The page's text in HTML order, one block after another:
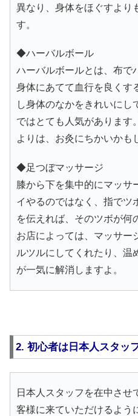
異なり、身体をほぐすより
す。
◆ハーバルボール
ハーバルボールとは、布で
身体にあてて血行を良くす
し身体のなかをきれいにし
ではとても人気があります
よりは、お灸にちかいかも
◆足つぼマッサージ
膝から下を集中的にマッサ
イやるのではなく、指でツ
を伝えれば、そのツボが何
お店によっては、マッサー
ルツルにしてくれたり、温
が一気に解消しますよ。
2. 初心者は日本人スタッ
日本人スタッフを在中させ
客様に来ていただけるよう